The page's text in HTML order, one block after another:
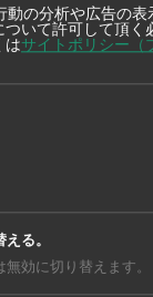
数店舗有）
の分析や広告の表
いて許可して頂く
はサイトポリシー（
る。
効に切り替えます。